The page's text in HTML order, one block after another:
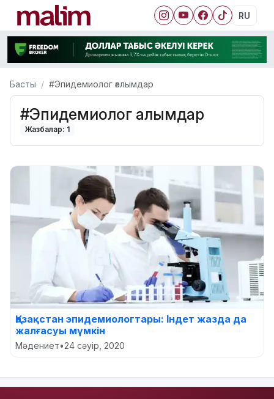
RU
Басты #Эпидемиолог ғалымдар
#Эпидемиолог ғалымдар
Жазбалар: 1
Қазақстан эпидемиологтары: Індет жазда да
жалғасуы мүмкін
Мәдениет•24 сәуір, 2020